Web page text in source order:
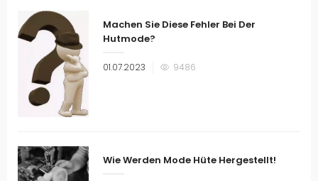
Machen Sie Diese Fehler Bei Der
Hutmode?
Veröffentlicht
01.07.2023 9486
Wie Werden Mode Hüte Hergestellt!